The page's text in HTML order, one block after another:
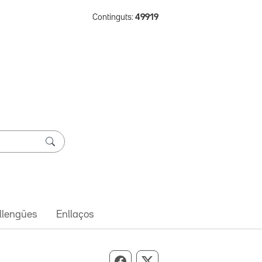
Continguts: 49919
Enllaços